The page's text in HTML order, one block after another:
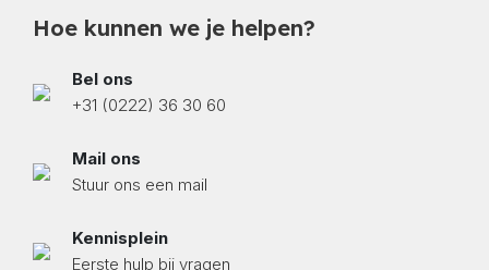
Hoe kunnen we je helpen?
Bel ons
+31 (0222) 36 30 60
Mail ons
Stuur ons een mail
Kennisplein
Eerste hulp bij vragen